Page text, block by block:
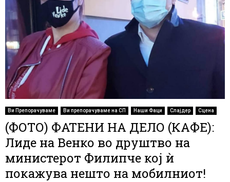
Ви Препорачуваме Ви препорачуваме на СП Наши Фаци Слајдер Сцена
(ФОТО) ФАТЕНИ НА ДЕЛО (КАФЕ):
Лиде на Венко во друштво на
министерот Филипче кој ѝ
покажува нешто на мобилниот!